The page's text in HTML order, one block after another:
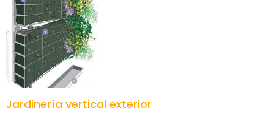
Jardinería vertical exterior